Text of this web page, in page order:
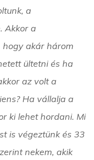
a
Akkor a
hogy akár három
ültetni és ha
az volt a
Ha vállalja a
ki lehet hordani. Mi
is végeztünk és 33
nekem, akik